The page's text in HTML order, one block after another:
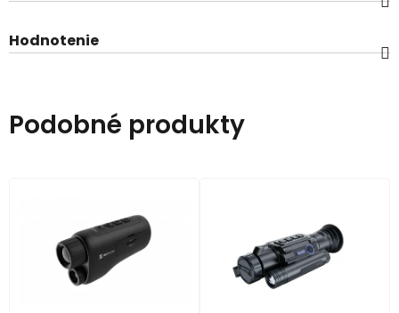
Hodnotenie
Podobné produkty